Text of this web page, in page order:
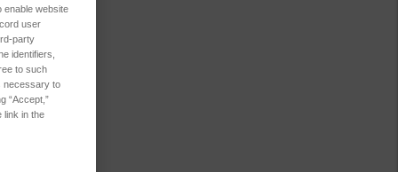
enable website
user
party
identifiers,
to such
necessary to
“Accept,”
link in the